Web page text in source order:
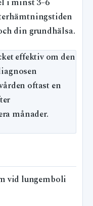
i minst 3–6
din grundhälsa.
effektiv om den
oftast en
månader.
vid lungemboli